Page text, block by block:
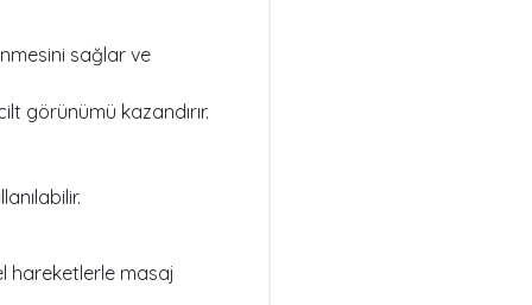
sağlar ve
görünümü kazandırır.
hareketlerle masaj